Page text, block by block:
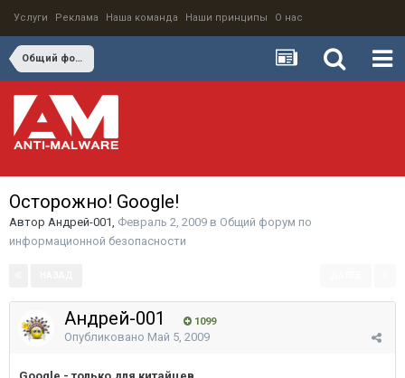
Услуги Реклама Наша команда Наши принципы О нас
Общий форум по информационной безопасности
Осторожно! Google!
Автор Андрей-001, Февраль 2, 2009 в Общий форум по
информационной безопасности
Андрей-001 1099
Опубликовано Май 5, 2009